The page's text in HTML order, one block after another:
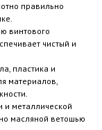
правильно
винтового
чистый и
пластика и
материалов,
и металлической
масляной ветошью